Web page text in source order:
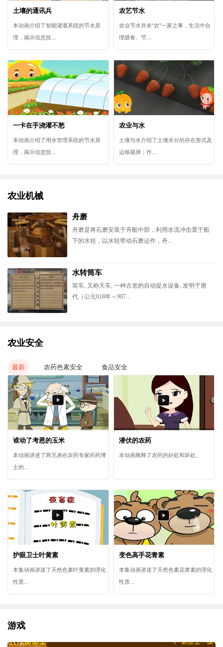
土壤的通讯兵
本动画介绍了智能灌溉系统的节水原
理，揭示信息技...
农艺节水
农业节水并未“农”一家之事，生活中合
理膳食、节...
一卡在手浇灌不愁
本动画介绍了用水管理系统的节水原
理，揭示信息技...
农业与水
土壤与水介绍了土壤水分的存在形式及
运移规律；作...
农业机械
舟磨
舟磨是将石磨安装于舟船中部，利用水流冲击置于船
下的水轮，以水轮带动石磨运作，舟...
水转筒车
筒车, 又称天车, 一种古老的自动提水设备, 发明于唐
代（公元618年～907...
农业安全
最新 农药色素安全 食品安全
谁动了考恩的玉米
本动画讲述了两兄弟在农药专家药药博
士的...
潜伏的农药
本动画阐释了农药的好处和坏处。
护眼卫士叶黄素
本集动画讲述了天然色素叶黄素的理化
性质...
变色高手花青素
本集动画讲述了天然色素花青素的理化
性质...
游戏